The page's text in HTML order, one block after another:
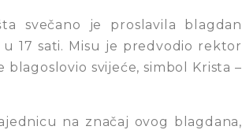
svečano je proslavila blagdan
17 sati. Misu je predvodio rektor
svijeće, simbol Krista –
na značaj ovog blagdana,